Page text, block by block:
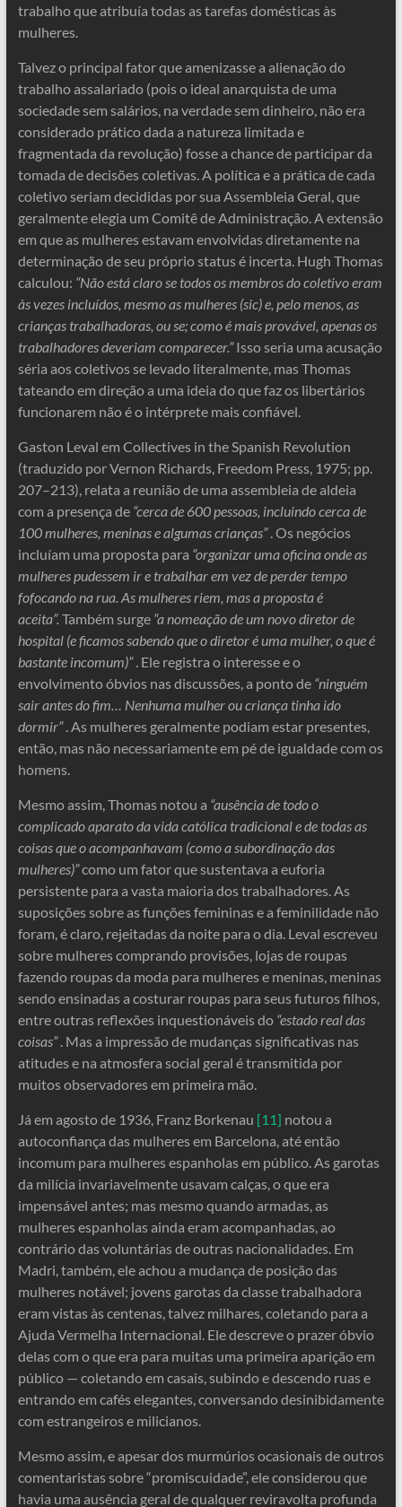
trabalho que atribuía todas as tarefas domésticas às
mulheres.
Talvez o principal fator que amenizasse a alienação do
trabalho assalariado (pois o ideal anarquista de uma
sociedade sem salários, na verdade sem dinheiro, não era
considerado prático dada a natureza limitada e
fragmentada da revolução) fosse a chance de participar da
tomada de decisões coletivas. A política e a prática de cada
coletivo seriam decididas por sua Assembleia Geral, que
geralmente elegia um Comitê de Administração. A extensão
em que as mulheres estavam envolvidas diretamente na
determinação de seu próprio status é incerta. Hugh Thomas
calculou: “Não está claro se todos os membros do coletivo eram
às vezes incluídos, mesmo as mulheres (sic) e, pelo menos, as
crianças trabalhadoras, ou se; como é mais provável, apenas os
trabalhadores deveriam comparecer.”Isso seria uma acusação
séria aos coletivos se levado literalmente, mas Thomas
tateando em direção a uma ideia do que faz os libertários
funcionarem não é o intérprete mais confiável.
Gaston Leval em Collectives in the Spanish Revolution
(traduzido por Vernon Richards, Freedom Press, 1975; pp.
207–213), relata a reunião de uma assembleia de aldeia
com a presença de “cerca de 600 pessoas, incluindo cerca de
100 mulheres, meninas e algumas crianças”. Os negócios
incluíam uma proposta para “organizar uma oficina onde as
mulheres pudessem ir e trabalhar em vez de perder tempo
fofocando na rua. As mulheres riem, mas a proposta é
aceita”. Também surge “a nomeação de um novo diretor de
hospital (e ficamos sabendo que o diretor é uma mulher, o que é
bastante incomum)”. Ele registra o interesse e o
envolvimento óbvios nas discussões, a ponto de “ninguém
sair antes do fim… Nenhuma mulher ou criança tinha ido
dormir”. As mulheres geralmente podiam estar presentes,
então, mas não necessariamente em pé de igualdade com os
homens.
Mesmo assim, Thomas notou a “ausência de todo o
complicado aparato da vida católica tradicional e de todas as
coisas que o acompanhavam (como a subordinação das
mulheres)”como um fator que sustentava a euforia
persistente para a vasta maioria dos trabalhadores. As
suposições sobre as funções femininas e a feminilidade não
foram, é claro, rejeitadas da noite para o dia. Leval escreveu
sobre mulheres comprando provisões, lojas de roupas
fazendo roupas da moda para mulheres e meninas, meninas
sendo ensinadas a costurar roupas para seus futuros filhos,
entre outras reflexões inquestionáveis ​​do “estado real das
coisas”. Mas a impressão de mudanças significativas nas
atitudes e na atmosfera social geral é transmitida por
muitos observadores em primeira mão.
Já em agosto de 1936, Franz Borkenau [11] notou a
autoconfiança das mulheres em Barcelona, ​​até então
incomum para mulheres espanholas em público. As garotas
da milícia invariavelmente usavam calças, o que era
impensável antes; mas mesmo quando armadas, as
mulheres espanholas ainda eram acompanhadas, ao
contrário das voluntárias de outras nacionalidades. Em
Madri, também, ele achou a mudança de posição das
mulheres notável; jovens garotas da classe trabalhadora
eram vistas às centenas, talvez milhares, coletando para a
Ajuda Vermelha Internacional. Ele descreve o prazer óbvio
delas com o que era para muitas uma primeira aparição em
público — coletando em casais, subindo e descendo ruas e
entrando em cafés elegantes, conversando desinibidamente
com estrangeiros e milicianos.
Mesmo assim, e apesar dos murmúrios ocasionais de outros
comentaristas sobre “promiscuidade”, ele considerou que
havia uma ausência geral de qualquer reviravolta profunda